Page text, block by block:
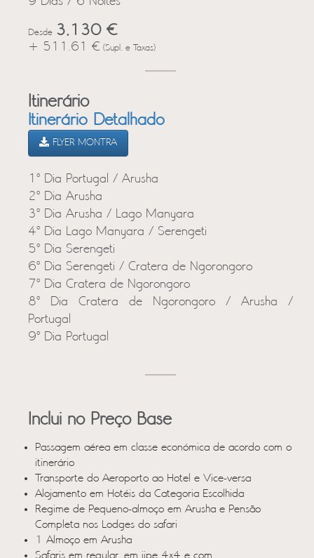
Desde 3,130 €
+ 511.61 € (Supl. e Taxas)
Itinerário
Itinerário Detalhado
FLYER MONTRA
1º Dia Portugal / Arusha
2º Dia Arusha
3º Dia Arusha / Lago Manyara
4º Dia Lago Manyara / Serengeti
5º Dia Serengeti
6º Dia Serengeti / Cratera de Ngorongoro
7º Dia Cratera de Ngorongoro
8º Dia Cratera de Ngorongoro / Arusha /
Portugal
9º Dia Portugal
Inclui no Preço Base
Passagem aérea em classe económica de acordo com o
itinerário
Transporte do Aeroporto ao Hotel e Vice-versa
Alojamento em Hotéis da Categoria Escolhida
Regime de Pequeno-almoço em Arusha e Pensão
Completa nos Lodges do safari
1 Almoço em Arusha